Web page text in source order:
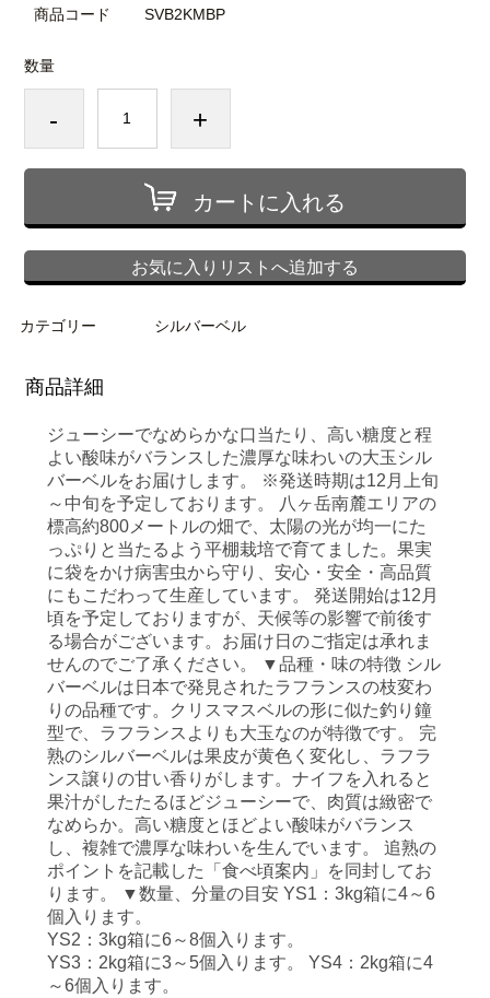
商品コード SVB2KMBP
数量
- +
カートに入れる
お気に入りリストへ追加する
カテゴリー シルバーベル
商品詳細
ジューシーでなめらかな口当たり、高い糖度と程
よい酸味がバランスした濃厚な味わいの大玉シル
バーベルをお届けします。 ※発送時期は12月上旬
～中旬を予定しております。 八ヶ岳南麓エリアの
標高約800メートルの畑で、太陽の光が均一にた
っぷりと当たるよう平棚栽培で育てました。果実
に袋をかけ病害虫から守り、安心・安全・高品質
にもこだわって生産しています。 発送開始は12月
頃を予定しておりますが、天候等の影響で前後す
る場合がございます。お届け日のご指定は承れま
せんのでご了承ください。 ▼品種・味の特徴 シル
バーベルは日本で発見されたラフランスの枝変わ
りの品種です。クリスマスベルの形に似た釣り鐘
型で、ラフランスよりも大玉なのが特徴です。 完
熟のシルバーベルは果皮が黄色く変化し、ラフラ
ンス譲りの甘い香りがします。ナイフを入れると
果汁がしたたるほどジューシーで、肉質は緻密で
なめらか。高い糖度とほどよい酸味がバランス
し、複雑で濃厚な味わいを生んでいます。 追熟の
ポイントを記載した「食べ頃案内」を同封してお
ります。 ▼数量、分量の目安 YS1：3kg箱に4～6
個 入ります。
YS2：3kg箱に6～8個 入ります。
YS3：2kg箱に3～5個 入ります。YS4：2kg箱に4
～6個 入ります。